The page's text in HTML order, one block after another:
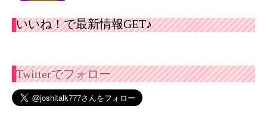
いいね！で最新情報GET♪
Twitterでフォロー